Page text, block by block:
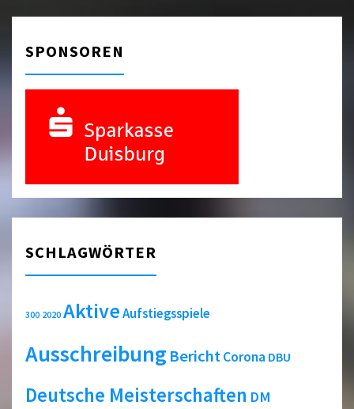
SPONSOREN
SCHLAGWÖRTER
300 2020 AktiveAufstiegsspiele
Ausschreibung BerichtCorona DBU
Deutsche Meisterschaften DM